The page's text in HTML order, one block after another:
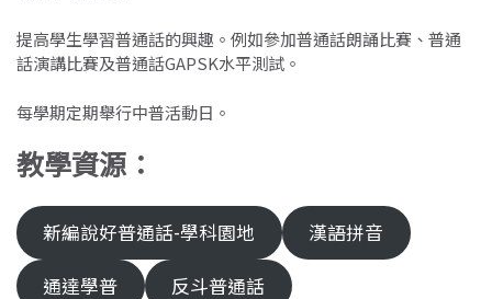
提高學生學習普通話的興趣。例如參加普通話朗誦比賽、普通
話演講比賽及普通話GAPSK水平測試。
每學期定期舉行中普活動日。
教學資源 ：
新編說好普通話-學科園地
漢語拼音
通達學普
反斗普通話